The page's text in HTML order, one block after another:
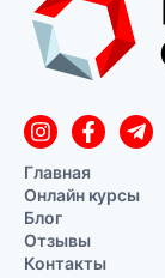
Главная
Онлайн курсы
Блог
Отзывы
Контакты